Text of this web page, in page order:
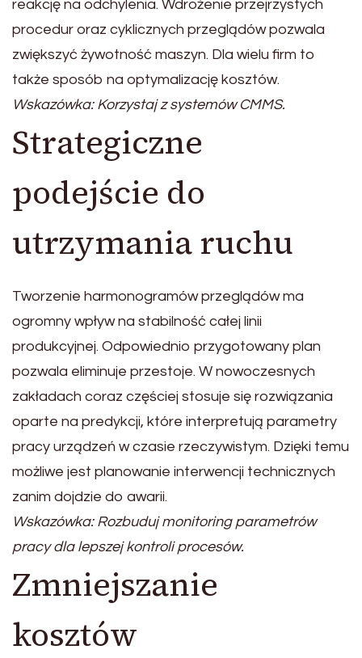
reakcję na odchylenia. Wdrożenie przejrzystych
procedur oraz cyklicznych przeglądów pozwala
zwiększyć żywotność maszyn. Dla wielu firm to
także sposób na optymalizację kosztów.
Wskazówka: Korzystaj z systemów CMMS.
Strategiczne
podejście do
utrzymania ruchu
Tworzenie harmonogramów przeglądów ma
ogromny wpływ na stabilność całej linii
produkcyjnej. Odpowiednio przygotowany plan
pozwala eliminuje przestoje. W nowoczesnych
zakładach coraz częściej stosuje się rozwiązania
oparte na predykcji, które interpretują parametry
pracy urządzeń w czasie rzeczywistym. Dzięki temu
możliwe jest planowanie interwencji technicznych
zanim dojdzie do awarii.
Wskazówka: Rozbuduj monitoring parametrów
pracy dla lepszej kontroli procesów.
Zmniejszanie
kosztów